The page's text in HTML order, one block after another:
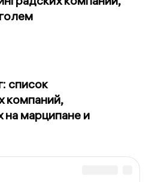
список
компаний,
марципане и